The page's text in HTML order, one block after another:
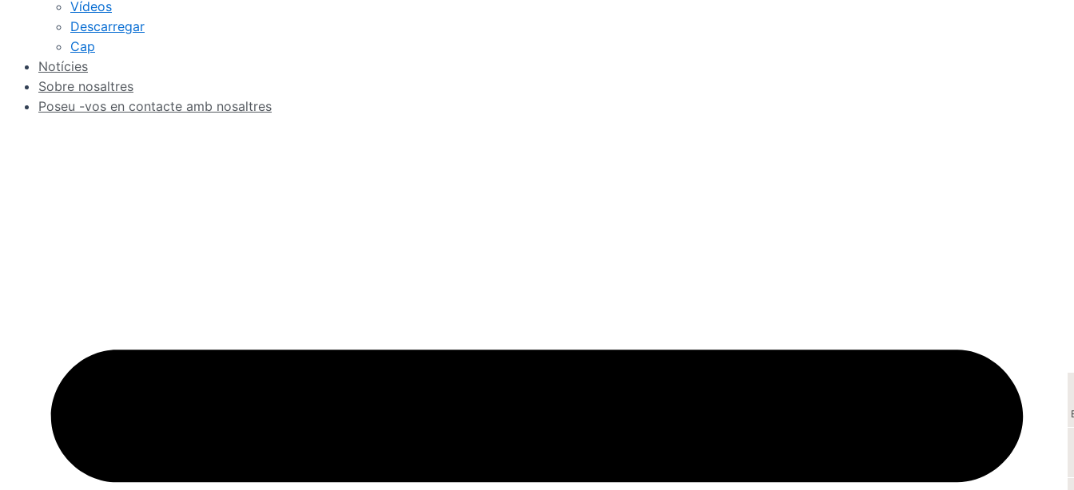
Vídeos
Descarregar
Cap
Notícies
Sobre nosaltres
Poseu -vos en contacte amb nosaltres